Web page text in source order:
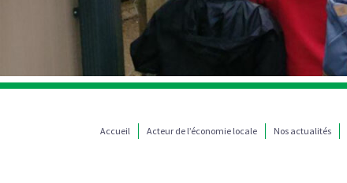
Accueil Acteur de l’économie locale Nos actualités